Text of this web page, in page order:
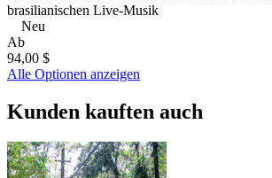
brasilianischen Live-Musik
Neu
Ab
94,00 $
Alle Optionen anzeigen
Kunden kauften auch